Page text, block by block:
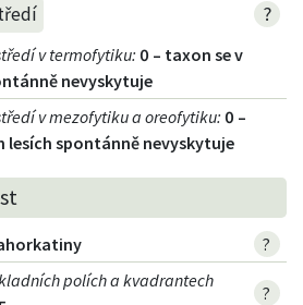
?
v termofytiku: 0 – taxon se v
nevyskytuje
v mezofytiku a oreofytiku: 0 –
lesích spontánně nevyskytuje
?
polích a kvadrantech
?